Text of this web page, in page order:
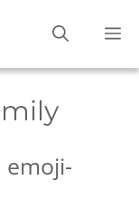
emoji-